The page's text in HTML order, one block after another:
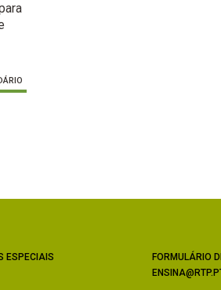
ESPECIAIS
FORMULÁRIO